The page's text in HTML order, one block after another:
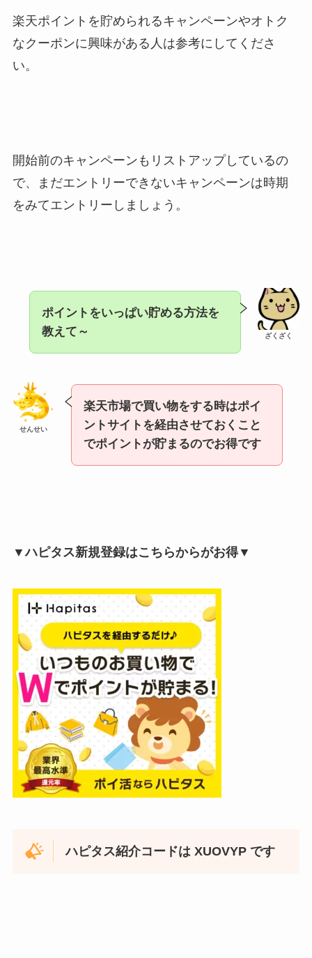
楽天ポイントを貯められるキャンペーンやオトク
なクーポンに興味がある人は参考にしてくださ
い。
開始前のキャンペーンもリストアップしているの
で、まだエントリーできないキャンペーンは時期
をみてエントリーしましょう。
ざくざく
ポイントをいっぱい貯める方法を
教えて～
せんせい
楽天市場で買い物をする時はポイ
ントサイトを経由させておくこと
でポイントが貯まるのでお得です
▼ハピタス新規登録はこちらからがお得▼
ハピタス紹介コードは XUOVYP です